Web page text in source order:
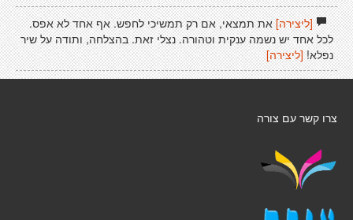
[ליצירה]את תמצאי, אם רק תמשיכי לחפש. אף אחד לא אפס.
לכל אחד יש נשמה ענקית וטהורה. נצלי זאת. בהצלחה, ותודה על שיר
נפלא! [ליצירה]
צרו קשר עם צורה